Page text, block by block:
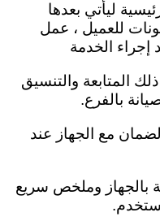
ليأتي بعدها
للعميل ، عمل
الخدمة
المتابعة والتنسيق
بالفرع.
مع الجهاز عند
بالجهاز وملخص سريع